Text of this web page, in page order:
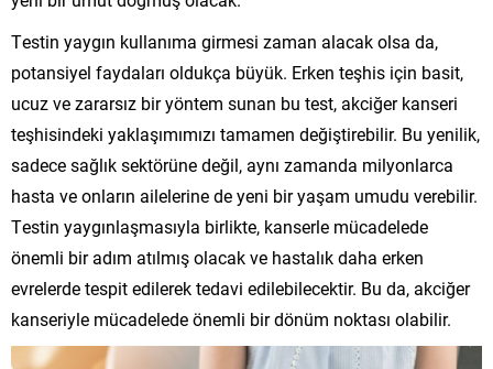
Testin yaygın kullanıma girmesi zaman alacak olsa da,
potansiyel faydaları oldukça büyük. Erken teşhis için basit,
ucuz ve zararsız bir yöntem sunan bu test, akciğer kanseri
teşhisindeki yaklaşımımızı tamamen değiştirebilir. Bu yenilik,
sadece sağlık sektörüne değil, aynı zamanda milyonlarca
hasta ve onların ailelerine de yeni bir yaşam umudu verebilir.
Testin yaygınlaşmasıyla birlikte, kanserle mücadelede
önemli bir adım atılmış olacak ve hastalık daha erken
evrelerde tespit edilerek tedavi edilebilecektir. Bu da, akciğer
kanseriyle mücadelede önemli bir dönüm noktası olabilir.